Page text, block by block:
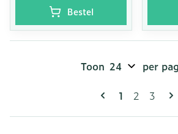
Bestel
Pagina's
U lees
1 Pagina
2 Pagina
3
Toon per